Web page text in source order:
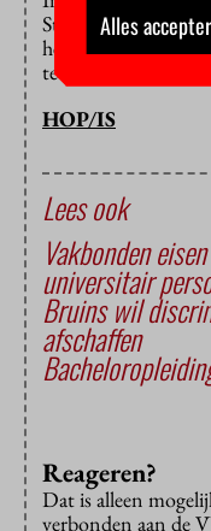
Studiekeuze123. De
herzien. De
te denken: dat
HOP/IS
Lees ook
Vakbonden
universitair
Bruins wil
afschaffen
Reageren?
Dat is alleen
verbonden aan de
Alles